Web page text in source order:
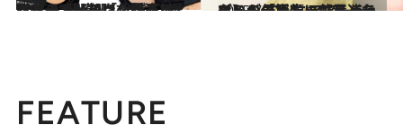
2025.5.23
【ベースメイク、厚塗りになっていない？】トレンドの“薄膜肌”を作るハイブランドの「化粧下地×クッションファンデ」5選
ビューティ＆ヘルス 2025.7.2
みるみる小顔に【ハイライト＆コントゥアリング】の入れ方、もう迷わない！「正しい位置」をM・A・Cシニアアーティストが伝授
ビューティ＆ヘルス
FEATURE